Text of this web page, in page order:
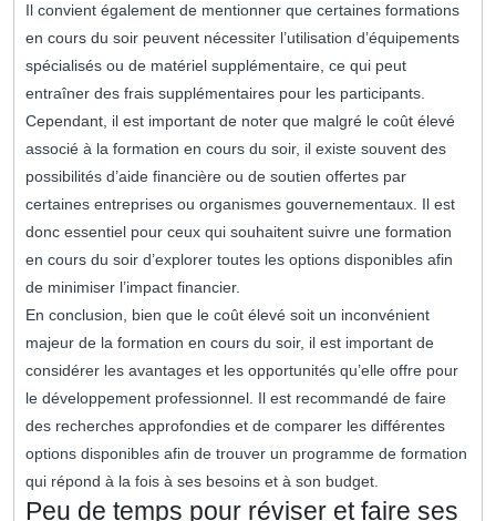
Il convient également de mentionner que certaines formations
en cours du soir peuvent nécessiter l’utilisation d’équipements
spécialisés ou de matériel supplémentaire, ce qui peut
entraîner des frais supplémentaires pour les participants.
Cependant, il est important de noter que malgré le coût élevé
associé à la formation en cours du soir, il existe souvent des
possibilités d’aide financière ou de soutien offertes par
certaines entreprises ou organismes gouvernementaux. Il est
donc essentiel pour ceux qui souhaitent suivre une formation
en cours du soir d’explorer toutes les options disponibles afin
de minimiser l’impact financier.
En conclusion, bien que le coût élevé soit un inconvénient
majeur de la formation en cours du soir, il est important de
considérer les avantages et les opportunités qu’elle offre pour
le développement professionnel. Il est recommandé de faire
des recherches approfondies et de comparer les différentes
options disponibles afin de trouver un programme de formation
qui répond à la fois à ses besoins et à son budget.
Peu de temps pour réviser et faire ses